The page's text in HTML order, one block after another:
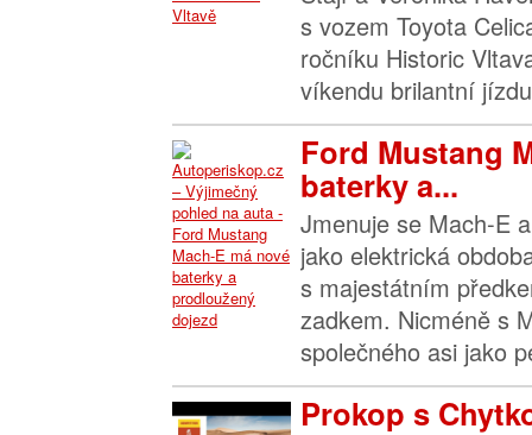
s vozem Toyota
ročníku Historic
víkendu brilantní
Ford Mustang
baterky a...
Jmenuje se Mach-E
jako elektrická
s majestátním
zadkem. Nicméně s
společného asi jako
Prokop s